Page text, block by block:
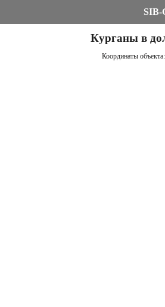
SIB-
Курганы в
Координаты объекта: